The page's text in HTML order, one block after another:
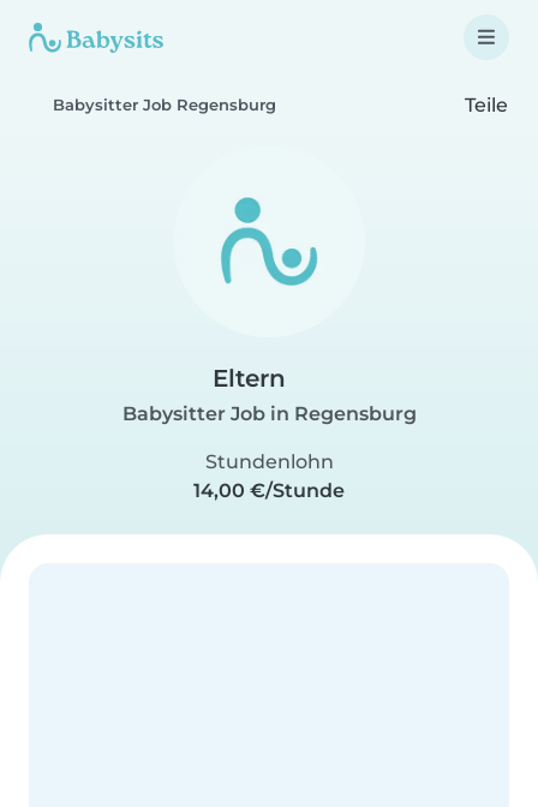
Babysitter Job Regensburg Teile
Eltern
Babysitter Job in Regensburg
Stundenlohn
14,00 €/Stunde